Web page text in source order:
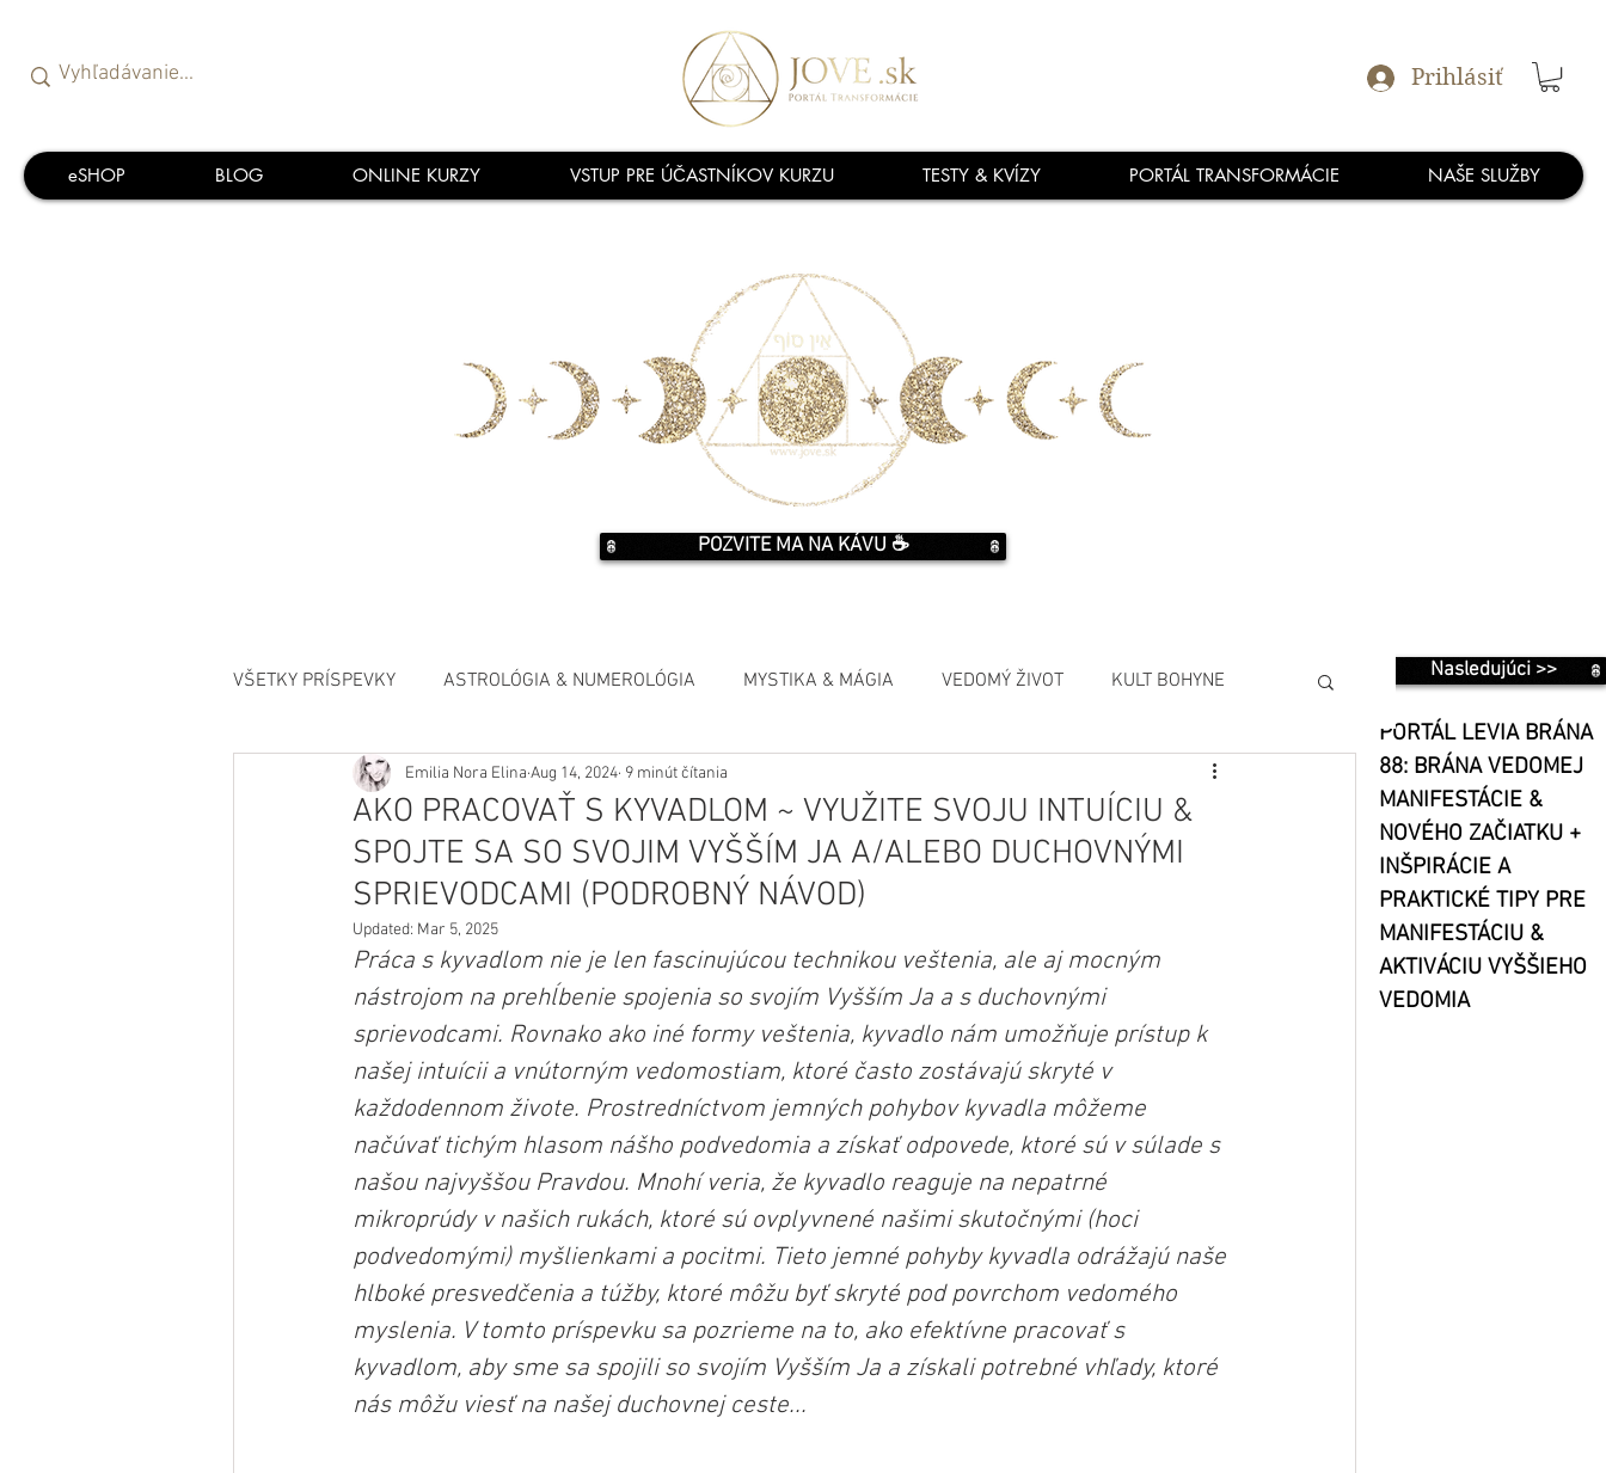
Prihlásiť
eSHOP BLOG ONLINE KURZY VSTUP PRE ÚČASTNÍKOV KURZU TESTY & KVÍZY PORTÁL TRANSFORMÁCIE NAŠE SLUŽBY
POZVITE MA NA KÁVU ☕️
Nasledujúci >>
PORTÁL LEVIA BRÁNA
88: BRÁNA VEDOMEJ
MANIFESTÁCIE &
NOVÉHO ZAČIATKU +
INŠPIRÁCIE A
PRAKTICKÉ TIPY PRE
MANIFESTÁCIU &
AKTIVÁCIU VYŠŠIEHO
VEDOMIA
VŠETKY PRÍSPEVKY ASTROLÓGIA & NUMEROLÓGIA MYSTIKA & MÁGIA VEDOMÝ ŽIVOT KULT BOHYNE
MANIFESTÁCIA
AKO PRACOVAŤ S KYVADLOM ~ VYUŽITE SVOJU INTUÍCIU &
SPOJTE SA SO SVOJIM VYŠŠÍM JA A/ALEBO DUCHOVNÝMI
SPRIEVODCAMI (PODROBNÝ NÁVOD)
Emilia Nora Elina Aug 14, 2024 9 minút čítania
Updated: Mar 5, 2025
Práca s kyvadlom nie je len fascinujúcou technikou veštenia, ale aj mocným
nástrojom na prehĺbenie spojenia so svojím Vyšším Ja a s duchovnými
sprievodcami. Rovnako ako iné formy veštenia, kyvadlo nám umožňuje prístup k
našej intuícii a vnútorným vedomostiam, ktoré často zostávajú skryté v
každodennom živote. Prostredníctvom jemných pohybov kyvadla môžeme
načúvať tichým hlasom nášho podvedomia a získať odpovede, ktoré sú v súlade s
našou najvyššou Pravdou. Mnohí veria, že kyvadlo reaguje na nepatrné
mikroprúdy v našich rukách, ktoré sú ovplyvnené našimi skutočnými (hoci
podvedomými) myšlienkami a pocitmi. Tieto jemné pohyby kyvadla odrážajú naše
hlboké presvedčenia a túžby, ktoré môžu byť skryté pod povrchom vedomého
myslenia. V tomto príspevku sa pozrieme na to, ako efektívne pracovať s
kyvadlom, aby sme sa spojili so svojím Vyšším Ja a získali potrebné vhľady, ktoré
nás môžu viesť na našej duchovnej ceste...